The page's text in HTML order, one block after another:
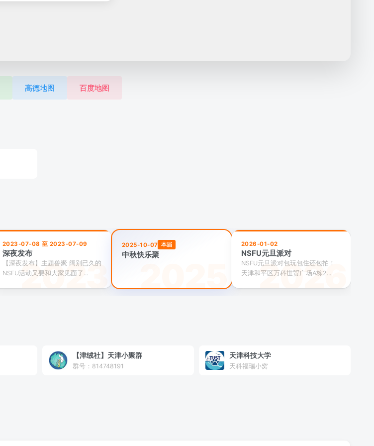
高德地图 百度地图
2023-07-08 至 2023-07-09
深夜发布
【深夜发布】主题兽聚 阔别已久的
NSFU活动又要和大家见面了...
2025-10-07 本届
中秋快乐聚
2026-01-02
NSFU元旦派对
NSFU元旦派对包玩包住还包拍！
天津和平区万科世贸广场A栋2...
【津绒社】天津小聚群
群号：814748191
天津科技大学
天科福瑞小窝